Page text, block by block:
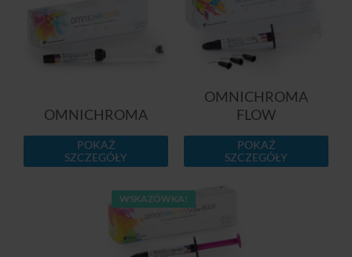
OMNICHROMA
POKAŻ
SZCZEGÓŁY
OMNICHROMA
FLOW
POKAŻ
SZCZEGÓŁY
WSKAZÓWKA!